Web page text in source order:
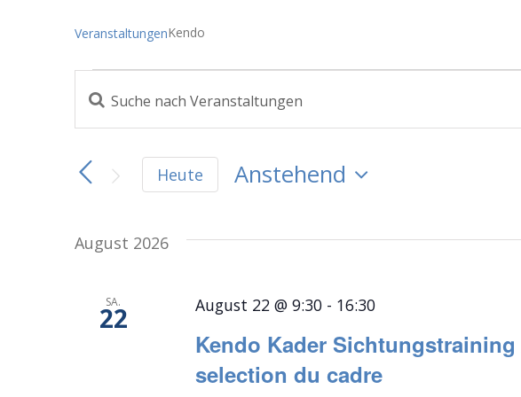
VeranstaltungenKendo
Veranstaltungen
Veranstaltungen
Suche
Ansichten,
Navigation
Bitte
Suche
nach
Heute
Anstehend
wählen.
August 2026
SA.
22
Kendo Kader
selection du cadre
August 22 @ 9:30- 16:30